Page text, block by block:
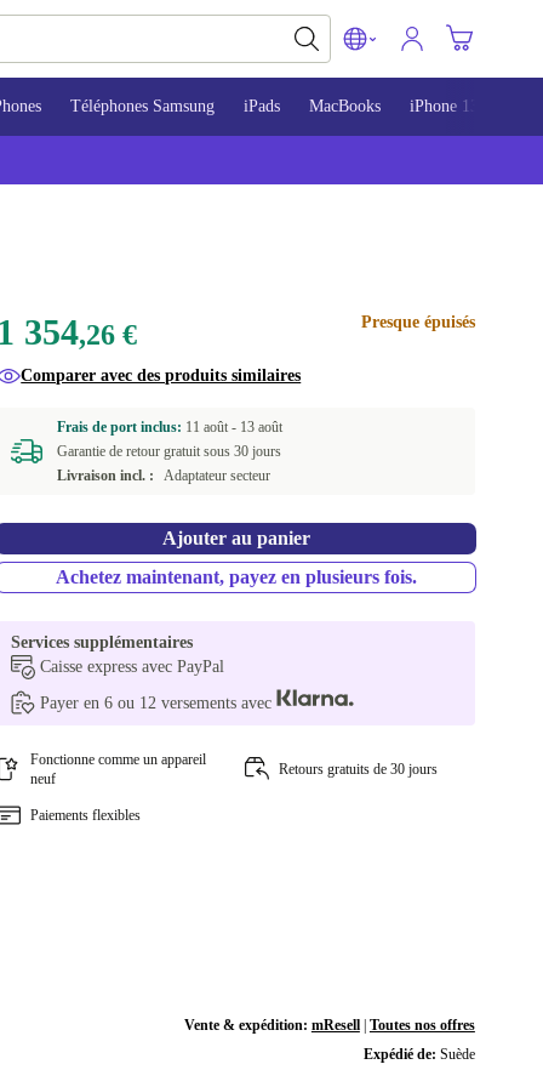
Téléphones Samsung iPads MacBooks iPhone 13
1 354,26 € Presque épuisés
Comparer avec des produits similaires
Frais de port inclus: 11 août - 13 août
Garantie de retour gratuit sous 30 jours
Livraison incl. :
Adaptateur secteur
Ajouter au panier
Achetez maintenant, payez en plusieurs fois.
Services supplémentaires
Caisse express avec PayPal
Payer en 6 ou 12 versements avec
Fonctionne comme un appareil
neuf
Retours gratuits de 30 jours
Paiements flexibles
Vente & expédition: mResell| Toutes nos offres
Expédié de: Suède